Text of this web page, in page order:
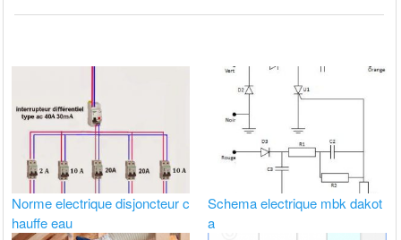
Norme electrique disjoncteur c
hauffe eau
Schema electrique mbk dakot
a